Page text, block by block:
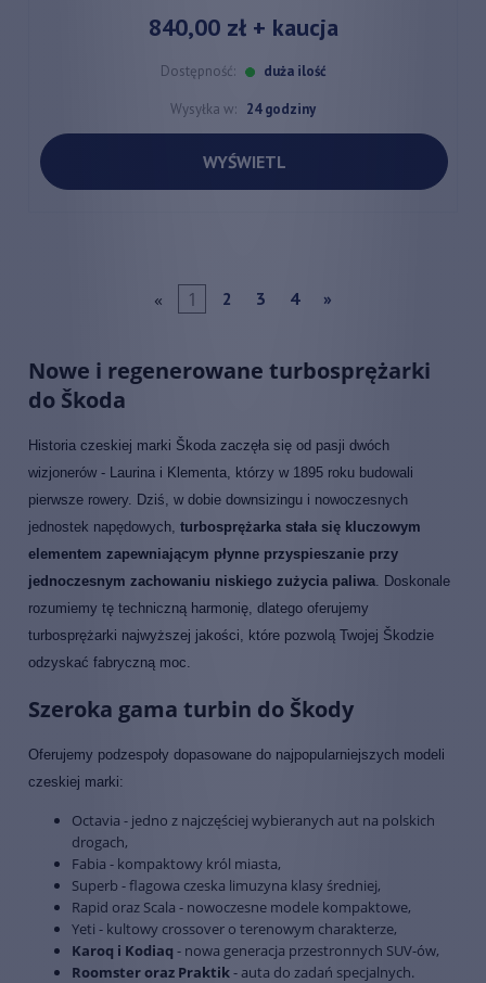
840,00 zł+ kaucja
Dostępność: duża ilość
Wysyłka w: 24 godziny
WYŚWIETL
« 1 2 3 4 »
Nowe i regenerowane turbosprężarki
do Škoda
Historia czeskiej marki Škoda zaczęła się od pasji dwóch
wizjonerów - Laurina i Klementa, którzy w 1895 roku budowali
pierwsze rowery. Dziś, w dobie downsizingu i nowoczesnych
jednostek napędowych, turbosprężarka stała się kluczowym
elementem zapewniającym płynne przyspieszanie przy
jednoczesnym zachowaniu niskiego zużycia paliwa. Doskonale
rozumiemy tę techniczną harmonię, dlatego oferujemy
turbosprężarki najwyższej jakości, które pozwolą Twojej Škodzie
odzyskać fabryczną moc.
Szeroka gama turbin do Škody
Oferujemy podzespoły dopasowane do najpopularniejszych modeli
czeskiej marki:
Octavia - jedno z najczęściej wybieranych aut na polskich
drogach,
Fabia - kompaktowy król miasta,
Superb - flagowa czeska limuzyna klasy średniej,
Rapid oraz Scala - nowoczesne modele kompaktowe,
Yeti - kultowy crossover o terenowym charakterze,
Karoq i Kodiaq - nowa generacja przestronnych SUV-ów,
Roomster oraz Praktik- auta do zadań specjalnych.